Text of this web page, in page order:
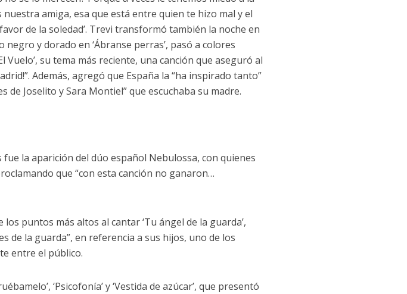
amiga, esa que está entre quien te hizo mal y el
de la soledad’. Trevi transformó también la noche en
y dorado en ‘Ábranse perras’, pasó a colores
su tema más reciente, una canción que aseguró al
Además, agregó que España la “ha inspirado tanto”
de Joselito y Sara Montiel” que escuchaba su madre.
la aparición del dúo español Nebulossa, con quienes
que “con esta canción no ganaron…
puntos más altos al cantar ‘Tu ángel de la guarda’,
de la guarda”, en referencia a sus hijos, uno de los
entre el público.
‘Psicofonía’ y ‘Vestida de azúcar’, que presentó